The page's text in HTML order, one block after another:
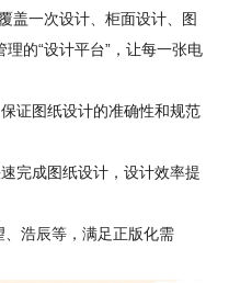
盖一次设计、柜面设计、图
的“设计平台”，让每一张电
证图纸设计的准确性和规范
完成图纸设计，设计效率提
、浩辰等，满足正版化需